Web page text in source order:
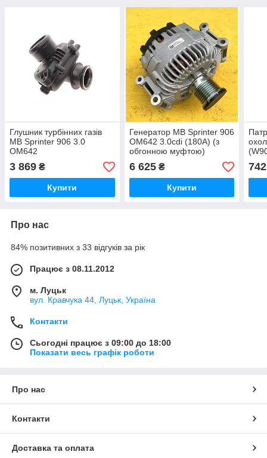
Глушник турбінних газів
MB Sprinter 906 3.0
OM642
3 869 ₴
Купити
Генератор MB Sprinter 906
OM642 3.0cdi (180A) (з
обгонною муфтою)
6 625₴
Купити
742
Про нас
84% позитивних з 33 відгуків за рік
Працює з 08.11.2012
м. Луцьк
вул. Кравчука 44, Луцьк, Україна
Контакти
Сьогодні працює з 09:00 до 18:00
Показати весь графік роботи
Про нас
Контакти
Доставка та оплата